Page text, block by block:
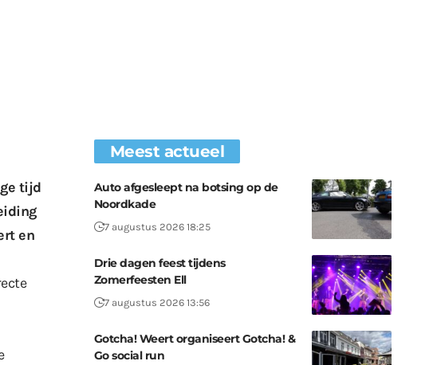
tijd
en
Meest actueel
Auto afgesleept na botsing op de
Noordkade
7 augustus 2026 18:25
Drie dagen feest tijdens
Zomerfeesten Ell
7 augustus 2026 13:56
Gotcha! Weert organiseert Gotcha! &
Go social run